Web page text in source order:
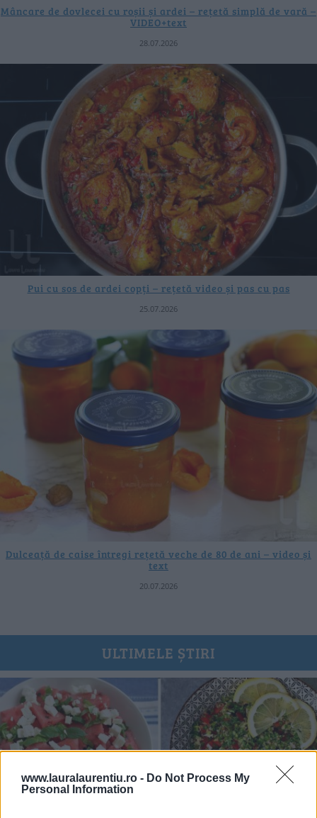
www.lauralaurentiu.ro - Do Not Process My
Personal Information
Mâncare de dovlecei cu roșii și ardei – rețetă simplă de vară –
VIDEO+text
28.07.2026
Pui cu sos de ardei copți – rețetă video și pas cu pas
25.07.2026
Dulceață de caise întregi rețetă veche de 80 de ani – video și
text
20.07.2026
ULTIMELE ȘTIRI